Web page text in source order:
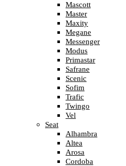
Mascott
Master
Maxity
Megane
Messenger
Modus
Primastar
Safrane
Scenic
Sofim
Trafic
Twingo
Vel
Seat
Alhambra
Altea
Arosa
Cordoba